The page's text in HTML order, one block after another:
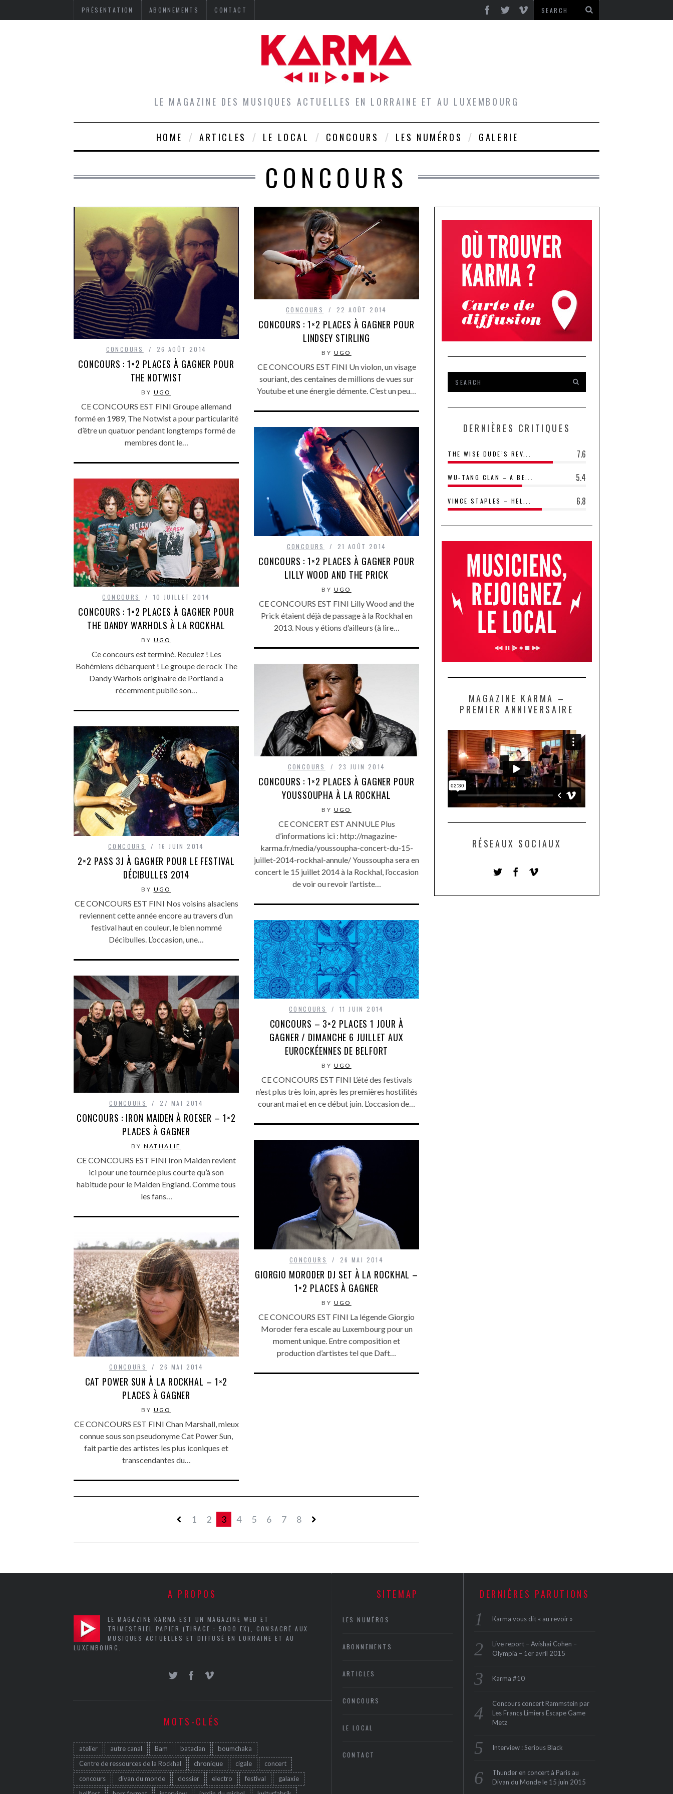
PRÉSENTATION ABONNEMENTS CONTACT
LE MAGAZINE DES MUSIQUES ACTUELLES EN LORRAINE ET AU LUXEMBOURG
HOME ARTICLES LE LOCAL CONCOURS LES NUMÉROS GALERIE
CONCOURS
CONCOURS 26 AOÛT 2014
CONCOURS : 1×2 PLACES À GAGNER POUR
THE NOTWIST
BY UGO
CE CONCOURS EST FINI Groupe allemand
formé en 1989, The Notwist a pour particularité
d’être un quatuor pendant longtemps formé de
membres dont le…
CONCOURS 22 AOÛT 2014
CONCOURS : 1×2 PLACES À GAGNER POUR
LINDSEY STIRLING
BY UGO
CE CONCOURS EST FINI Un violon, un visage
souriant, des centaines de millions de vues sur
Youtube et une énergie démente. C’est un peu…
CONCOURS 21 AOÛT 2014
CONCOURS : 1×2 PLACES À GAGNER POUR
LILLY WOOD AND THE PRICK
BY UGO
CE CONCOURS EST FINI Lilly Wood and the
Prick étaient déjà de passage à la Rockhal en
2013. Nous y étions d’ailleurs (à lire…
CONCOURS 10 JUILLET 2014
CONCOURS : 1×2 PLACES À GAGNER POUR
THE DANDY WARHOLS À LA ROCKHAL
BY UGO
Ce concours est terminé. Reculez ! Les
Bohémiens débarquent ! Le groupe de rock The
Dandy Warhols originaire de Portland a
récemment publié son…
CONCOURS 23 JUIN 2014
CONCOURS : 1×2 PLACES À GAGNER POUR
YOUSSOUPHA À LA ROCKHAL
BY UGO
CE CONCERT EST ANNULE Plus
d’informations ici : http://magazine-
karma.fr/media/youssoupha-concert-du-15-
juillet-2014-rockhal-annule/ Youssoupha sera en
concert le 15 juillet 2014 à la Rockhal, l’occasion
de voir ou revoir l’artiste…
CONCOURS 16 JUIN 2014
2×2 PASS 3J À GAGNER POUR LE FESTIVAL
DÉCIBULLES 2014
BY UGO
CE CONCOURS EST FINI Nos voisins alsaciens
reviennent cette année encore au travers d’un
festival haut en couleur, le bien nommé
Décibulles. L’occasion, une…
CONCOURS 11 JUIN 2014
CONCOURS – 3×2 PLACES 1 JOUR À
GAGNER / DIMANCHE 6 JUILLET AUX
EUROCKÉENNES DE BELFORT
BY UGO
CE CONCOURS EST FINI L’été des festivals
n’est plus très loin, après les premières hostilités
courant mai et en ce début juin. L’occasion de…
CONCOURS 27 MAI 2014
CONCOURS : IRON MAIDEN À ROESER – 1×2
PLACES À GAGNER
BY NATHALIE
CE CONCOURS EST FINI Iron Maiden revient
ici pour une tournée plus courte qu’à son
habitude pour le Maiden England. Comme tous
les fans…
CONCOURS 26 MAI 2014
GIORGIO MORODER DJ SET À LA ROCKHAL –
1×2 PLACES À GAGNER
BY UGO
CE CONCOURS EST FINI La légende Giorgio
Moroder fera escale au Luxembourg pour un
moment unique. Entre composition et
production d’artistes tel que Daft…
CONCOURS 26 MAI 2014
CAT POWER SUN À LA ROCKHAL – 1×2
PLACES À GAGNER
BY UGO
CE CONCOURS EST FINI Chan Marshall, mieux
connue sous son pseudonyme Cat Power Sun,
fait partie des artistes les plus iconiques et
transcendantes du…
1 2 3 4 5 6 7 8
DERNIÈRES CRITIQUES
7.6
THE WISE DUDE’S REV...
5.4
WU-TANG CLAN – A BE...
6.8
VINCE STAPLES – HEL...
MAGAZINE KARMA –
PREMIER ANNIVERSAIRE
RÉSEAUX SOCIAUX
A PROPOS
LE MAGAZINE KARMA EST UN MAGAZINE WEB ET
TRIMESTRIEL PAPIER (TIRAGE : 5000 EX), CONSACRÉ AUX
MUSIQUES ACTUELLES ET DIFFUSÉ EN LORRAINE ET AU
LUXEMBOURG.
MOTS-CLÉS
atelier autre canal Bam bataclan
boumchaka
Centre de ressources de la Rockhal
chronique cigale
concert
concours
divan du monde dossier electro festival
galaxie
SITEMAP
LES NUMÉROS
ABONNEMENTS
ARTICLES
CONCOURS
LE LOCAL
CONTACT
DERNIÈRES PARUTIONS
Karma vous dit « au revoir »
Live report – Avishai Cohen –
Olympia – 1er avril 2015
Karma #10
Concours concert Rammstein par
Les Francs Limiers Escape Game
Metz
Interview : Serious Black
Thunder en concert à Paris au
Divan du Monde le 15 juin 2015